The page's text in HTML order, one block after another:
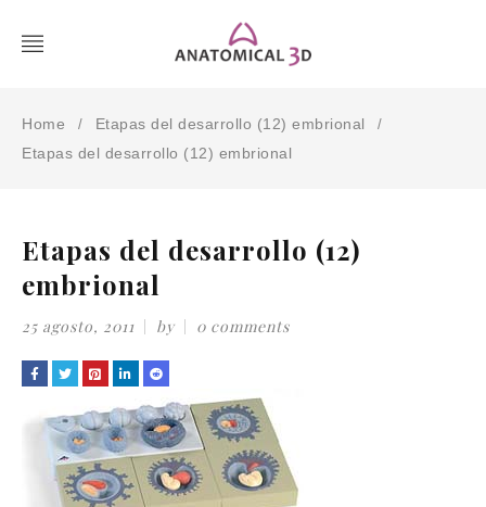
Home / Etapas del desarrollo (12) embrional /
Etapas del desarrollo (12) embrional
Etapas del desarrollo (12)
embrional
25 agosto, 2011 by 0 comments